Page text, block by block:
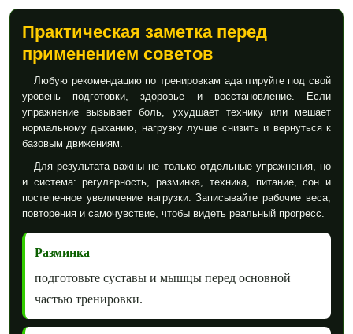
Практическая заметка перед
применением советов
Любую рекомендацию по тренировкам адаптируйте под свой
уровень подготовки, здоровье и восстановление. Если
упражнение вызывает боль, ухудшает технику или мешает
нормальному дыханию, нагрузку лучше снизить и вернуться к
базовым движениям.
Для результата важны не только отдельные упражнения, но
и система: регулярность, разминка, техника, питание, сон и
постепенное увеличение нагрузки. Записывайте рабочие веса,
повторения и самочувствие, чтобы видеть реальный прогресс.
Разминка
подготовьте суставы и мышцы перед основной
частью тренировки.